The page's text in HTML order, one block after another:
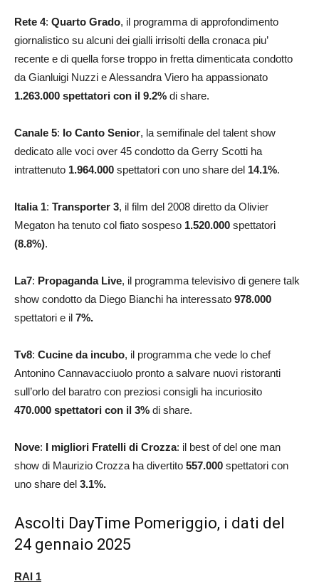
Rete 4: Quarto Grado, il programma di approfondimento
giornalistico su alcuni dei gialli irrisolti della cronaca piu’
recente e di quella forse troppo in fretta dimenticata condotto
da Gianluigi Nuzzi e Alessandra Viero ha appassionato
1.263.000 spettatori con il 9.2% di share.
Canale 5: Io Canto Senior, la semifinale del talent show
dedicato alle voci over 45 condotto da Gerry Scotti ha
intrattenuto 1.964.000 spettatori con uno share del 14.1%.
Italia 1: Transporter 3, il film del 2008 diretto da Olivier
Megaton ha tenuto col fiato sospeso 1.520.000 spettatori
(8.8%).
La7: Propaganda Live, il programma televisivo di genere talk
show condotto da Diego Bianchi ha interessato 978.000
spettatori e il 7%.
Tv8: Cucine da incubo, il programma che vede lo chef
Antonino Cannavacciuolo pronto a salvare nuovi ristoranti
sull’orlo del baratro con preziosi consigli ha incuriosito
470.000 spettatori con il 3% di share.
Nove: I migliori Fratelli di Crozza: il best of del one man
show di Maurizio Crozza ha divertito 557.000 spettatori con
uno share del 3.1%.
Ascolti DayTime Pomeriggio, i dati del
24 gennaio 2025
RAI 1